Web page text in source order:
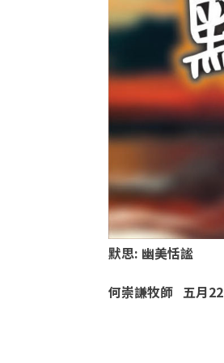
默思: 幽美恬謐
何崇謙牧師五月22